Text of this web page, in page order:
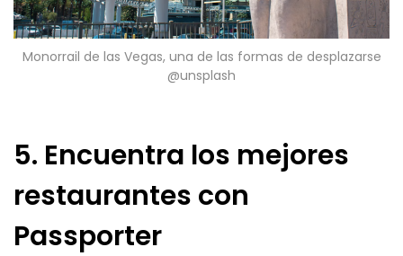
Monorrail de las Vegas, una de las formas de desplazarse
@unsplash
5. Encuentra los mejores
restaurantes con
Passporter